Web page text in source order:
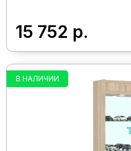
15 752 р.
В НАЛИЧИИ